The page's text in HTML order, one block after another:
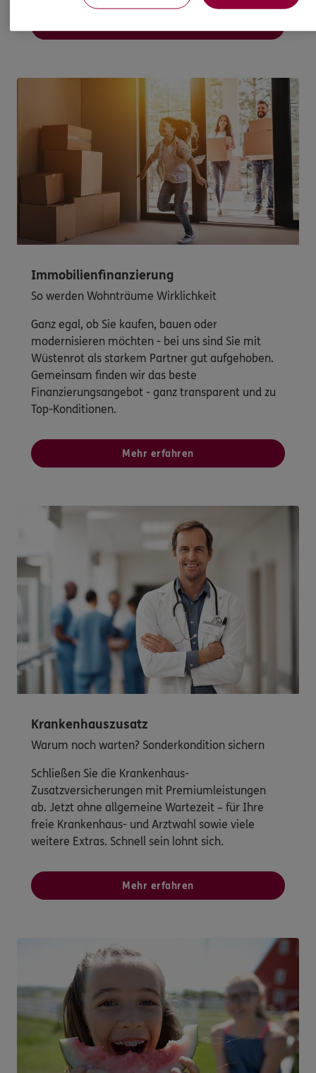
Immobilienfinanzierung
So werden Wohnträume Wirklichkeit
Ganz egal, ob Sie kaufen, bauen oder
modernisieren möchten - bei uns sind Sie mit
Wüstenrot als starkem Partner gut aufgehoben.
Gemeinsam finden wir das beste
Finanzierungsangebot - ganz transparent und zu
Top-Konditionen.
Mehr erfahren
Krankenhauszusatz
Warum noch warten? Sonderkondition sichern
Schließen Sie die Krankenhaus-
Zusatzversicherungen mit Premiumleistungen
ab. Jetzt ohne allgemeine Wartezeit – für Ihre
freie Krankenhaus- und Arztwahl sowie viele
weitere Extras. Schnell sein lohnt sich.
Mehr erfahren